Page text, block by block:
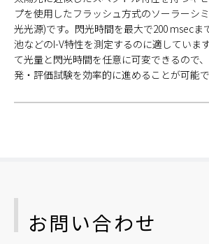
プを使用したフラッシュ方式のソーラーシ
光光源)です。閃光時間を最大で200 msecま
池などのI-V特性を測定するのに適していま
て光量と閃光時間を任意に可変できるので
発・評価試験を効率的に進めることが可能で
お問い合わせ